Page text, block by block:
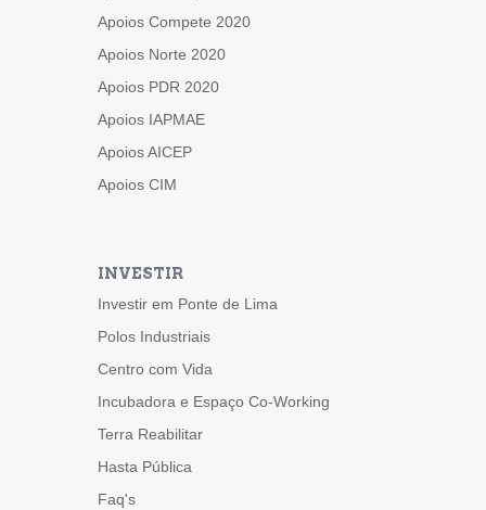
Apoios Compete 2020
Apoios Norte 2020
Apoios PDR 2020
Apoios IAPMAE
Apoios AICEP
Apoios CIM
INVESTIR
Investir em Ponte de Lima
Polos Industriais
Centro com Vida
Incubadora e Espaço Co-Working
Terra Reabilitar
Hasta Pública
Faq's